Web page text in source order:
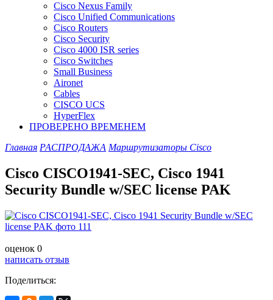
Cisco Nexus Family
Cisco Unified Communications
Cisco Routers
Cisco Security
Cisco 4000 ISR series
Cisco Switches
Small Business
Aironet
Cables
CISCO UCS
HyperFlex
ПРОВЕРЕНО ВРЕМЕНЕМ
Главная РАСПРОДАЖА Маршрутизаторы Cisco
Cisco CISCO1941-SEC, Cisco 1941
Security Bundle w/SEC license PAK
оценок 0
написать отзыв
Поделиться: